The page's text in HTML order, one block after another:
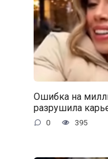
Ошибка на
разрушила
0 395